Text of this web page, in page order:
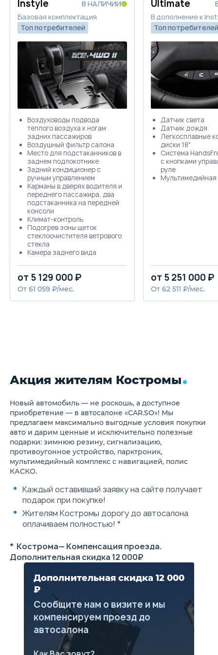
Instyle
В НАЛИЧИИ
Базовая комплектация
Топ потребителей
Воздуховоды подвода
теплого воздуха к ногам
задних пассажиров
Воздушный фильтр салона
Место для подстаканников в
заднем подлокотнике
Задний кондиционер с
ручным управлением
Карманы в дверях водителя и
переднего пассажира, два
подстаканника на передней
консоли
Климат-контроль
Подогрев зоны щеток
стеклоочистителя ветрового
стекла
Камера заднего вида
Evolution)
Автоматическая система
разблокировки дверей при
аварии
система тормозов
EBD — Электронная система
усилий
Brake Assist — Система
помощи при экстренном
торможении
Система Brake override
system — Приоритет педали
тормоза перед педалью газа
в аварийной ситуации
Фронтальные подушки
безопасности для водителя
и переднего пассажира
Боковые подушки
безопасности водителя и
переднего пассажира
Боковые шторки
безопасности для первого и
Кнопка отключения
передней пассажирской
подушки безопасности
ремни безопасности с
преднатяжителями,
ограничителями усилия и
регулировкой по высоте
Три задних 3-точечных
ремня безопасности с
инерционными катушками
Крепления ISO-FIX для
детских сидений
Блокировка замков задних
от 5 129 000 ₽
От 61 059 ₽/мес.
Ultimate
В дополнение к
Топ потребителей
Датчик света
Датчик дождя
Легкосплавные
диски 18"
Система
с кнопками
руле
Мультимедийная
от 5 251 000 ₽
От 62 511 ₽/мес.
Дополнительная скидка 12 000
₽
Сообщите нам о визите и мы
компенсируем проезд до
автосалона
Акция жителям Костромы
Новый автомобиль — не роскошь, а доступное
приобретение — в автосалоне «CAR.SO»! Мы
предлагаем максимально выгодные условия покупки
авто и дарим ценные и исключительно полезные
подарки: зимнюю резину, сигнализацию,
противоугонное устройство, парктроник,
мультимедийный комплекс с навигацией, полис
КАСКО.
Каждый оставивший заявку на сайте получает
подарок при покупке!
Жителям Костромы дорогу до автосалона
оплачиваем полностью! *
* Кострома— Компенсация проезда.
Дополнительная скидка 12 000₽